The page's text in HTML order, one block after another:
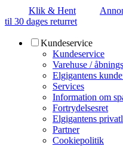
Klik & Hent
til 30 dages returret
Kundeservice
Kundeservice
Varehuse /
Elgigantens
Services
Information om
Fortrydelsesret
Elgigantens
Partner
Cookiepolitik